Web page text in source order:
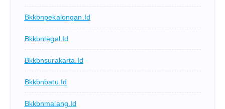
Bkkbnpekalongan.id
Bkkbntegal.id
Bkkbnsurakarta.id
Bkkbnbatu.id
Bkkbnmalang.id